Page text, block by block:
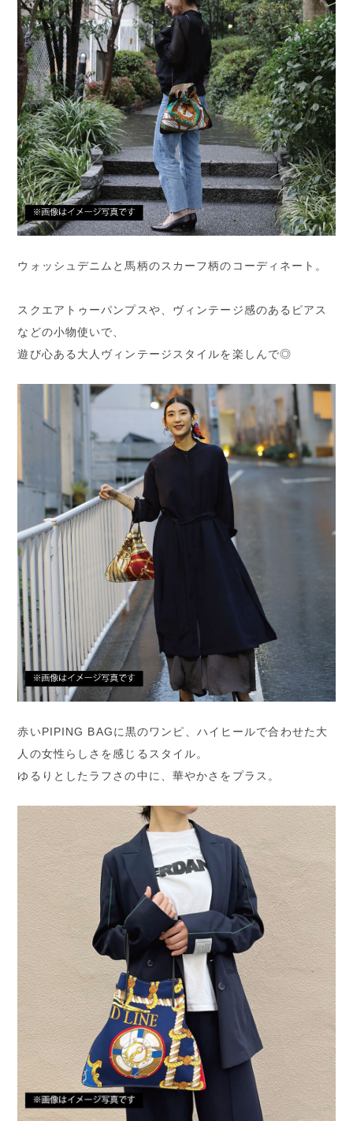
ウォッシュデニムと馬柄のスカーフ柄のコーディネート。
スクエアトゥーパンプスや、ヴィンテージ感のあるピアス
などの小物使いで、
遊び心ある大人ヴィンテージスタイルを楽しんで◎
赤いPIPING BAGに黒のワンピ、ハイヒールで合わせた大
人の女性らしさを感じるスタイル。
ゆるりとしたラフさの中に、華やかさをプラス。